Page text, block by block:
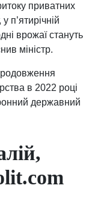
приватних
п’ятирічній
врожаї стануть
міністр.
в 2022 році
державний